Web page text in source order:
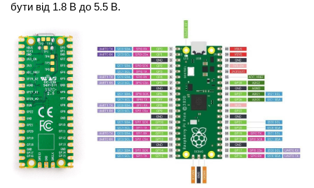
бути від 1.8 В до 5.5 В.